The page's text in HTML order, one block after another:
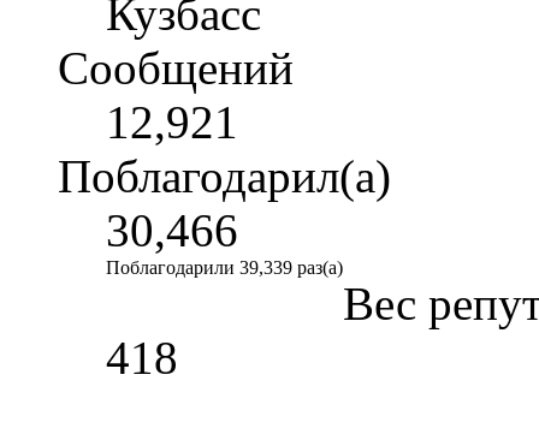
Кузбасс
Сообщений
12,921
Поблагодарил(а)
30,466
Поблагодарили 39,339 раз(а)
Вес
418